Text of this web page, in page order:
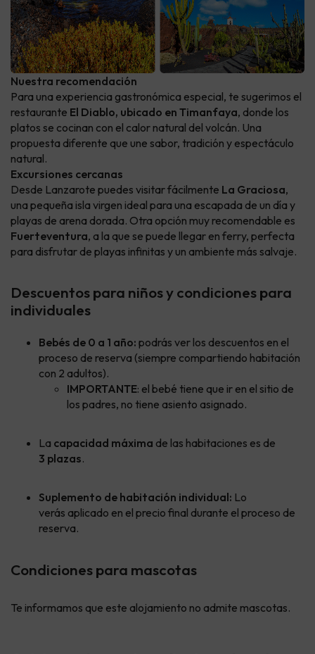
Nuestra recomendación
Para una experiencia gastronómica especial, te sugerimos el
restaurante El Diablo, ubicado en Timanfaya, donde los
platos se cocinan con el calor natural del volcán. Una
propuesta diferente que une sabor, tradición y espectáculo
natural.
Excursiones cercanas
Desde Lanzarote puedes visitar fácilmente La Graciosa,
una pequeña isla virgen ideal para una escapada de un día y
playas de arena dorada. Otra opción muy recomendable es
Fuerteventura, a la que se puede llegar en ferry, perfecta
para disfrutar de playas infinitas y un ambiente más salvaje.
Descuentos para niños y condiciones para
individuales
Bebés de 0 a 1 año: podrás ver los descuentos en el
proceso de reserva (siempre compartiendo habitación
con 2 adultos).
IMPORTANTE: el bebé tiene que ir en el sitio de
los padres, no tiene asiento asignado.
La capacidad máxima de las habitaciones es de
3 plazas.
Suplemento de habitación individual: Lo
verás aplicado en el precio final durante el proceso de
reserva.
Condiciones para mascotas
Te informamos que este alojamiento no admite mascotas.